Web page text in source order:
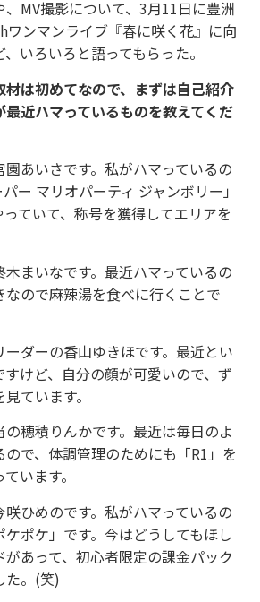
MV撮影について、3月11日に豊洲
ワンマンライブ『春に咲く花』に向
いろいろと語ってもらった。
は初めてなので、まずは自己紹介
最近ハマっているものを教えてくだ
あいさです。私がハマっているの
ー マリオパーティ ジャンボリー」
ていて、称号を獲得してエリアを
まいなです。最近ハマっているの
ので麻辣湯を食べに行くことで
ダーの香山ゆきほです。最近とい
すけど、自分の顔が可愛いので、ず
ています。
穂積りんかです。最近は毎日のよ
ので、体調管理のためにも「R1」を
います。
ひめのです。私がハマっているの
ポケ」です。今はどうしてもほし
あって、初心者限定の課金パック
た。(笑)